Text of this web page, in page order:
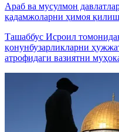
Араб ва мусулмон
қадамжоларни ҳимоя
Ташаббус Исроил
қонунбузарликларни
атрофидаги вазиятни